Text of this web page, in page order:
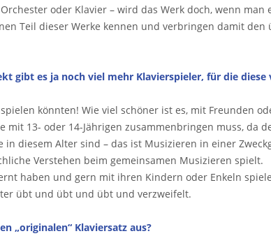
oder Klavier – wird das Werk doch, wenn man
Teil dieser Werke kennen und verbringen damit den
gibt es ja noch viel mehr Klavierspieler, für die diese
könnten! Wie viel schöner ist es, mit Freunden
13- oder 14-Jährigen zusammenbringen muss, da
diesem Alter sind – das ist Musizieren in einer
Verstehen beim gemeinsamen Musizieren spielt.
haben und gern mit ihren Kindern oder Enkeln
übt und übt und übt und verzweifelt.
„originalen“ Klaviersatz aus?